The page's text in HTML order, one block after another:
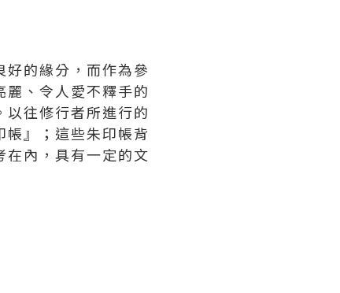
的緣分，而作為參
、令人愛不釋手的
以往修行者所進行的
帳』；這些朱印帳背
內，具有一定的文